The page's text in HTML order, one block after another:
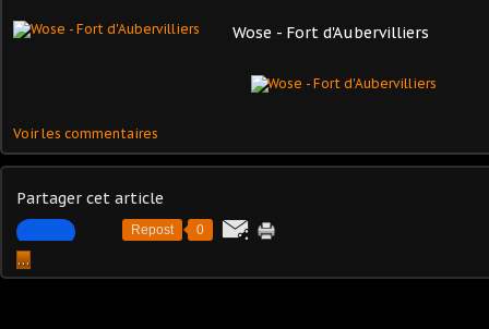
Wose - Fort d'Aubervilliers
Voir les commentaires
Partager cet article
Repost 0
…